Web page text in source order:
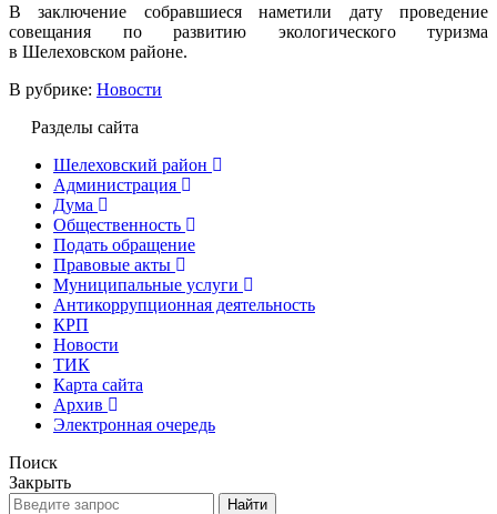
В заключение собравшиеся наметили дату проведение
совещания по развитию экологического туризма
в Шелеховском районе.
В рубрике: Новости
Разделы сайта
Шелеховский район
Администрация
Дума
Общественность
Подать обращение
Правовые акты
Муниципальные услуги
Антикоррупционная деятельность
КРП
Новости
ТИК
Карта сайта
Архив
Электронная очередь
Поиск
Закрыть
Найти